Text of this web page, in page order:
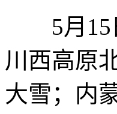
5月15日
川西高原
大雪；内